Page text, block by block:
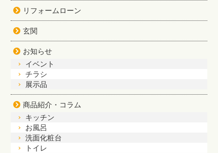
リフォームローン
玄関
お知らせ
イベント
チラシ
展示品
商品紹介・コラム
キッチン
お風呂
洗面化粧台
トイレ